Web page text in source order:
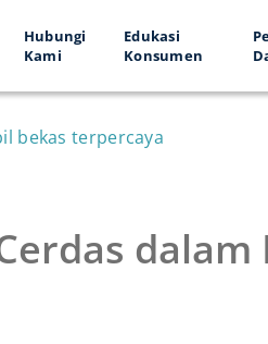
Hubungi
Kami
Edukasi
Konsumen
bekas terpercaya